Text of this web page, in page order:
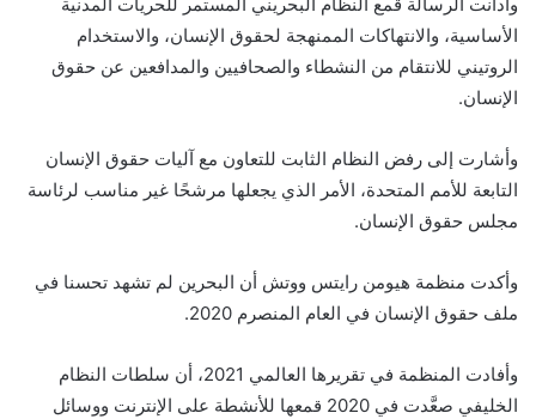
الأساسية، والانتهاكات الممنهجة لحقوق الإنسان، والاستخدام
الروتيني للانتقام من النشطاء والصحافيين والمدافعين عن حقوق
الإنسان.
وأشارت إلى رفض النظام الثابت للتعاون مع آليات حقوق الإنسان
التابعة للأمم المتحدة، الأمر الذي يجعلها مرشحًا غير مناسب لرئاسة
مجلس حقوق الإنسان.
وأكدت منظمة هيومن رايتس ووتش أن البحرين لم تشهد تحسنا في
ملف حقوق الإنسان في العام المنصرم 2020.
وأفادت المنظمة في تقريرها العالمي 2021، أن سلطات النظام
الخليفي صعَّدت في 2020 قمعها للأنشطة على الإنترنت ووسائل